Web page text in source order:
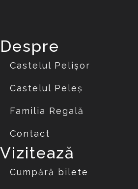
Despre
Castelul Pelișor
Castelul Peleș
Familia Regală
Contact
Vizitează
Cumpără bilete